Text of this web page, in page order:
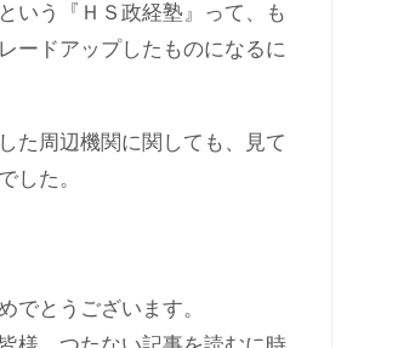
いう『ＨＳ政経塾』って、も
ードアップしたものになるに
周辺機関に関しても、見て
した。
とうございます。